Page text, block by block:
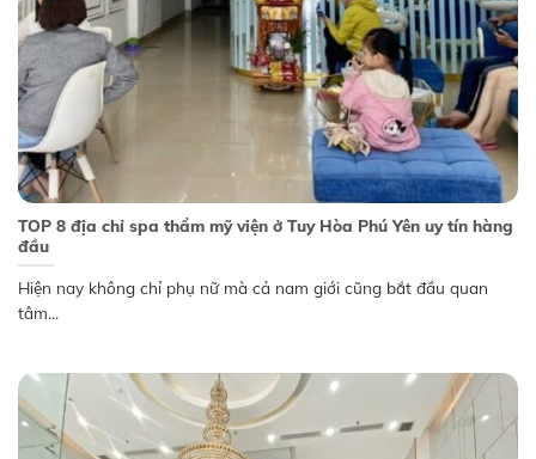
TOP 8 địa chỉ spa thẩm mỹ viện ở Tuy Hòa Phú Yên uy tín hàng
đầu
Hiện nay không chỉ phụ nữ mà cả nam giới cũng bắt đầu quan
tâm...